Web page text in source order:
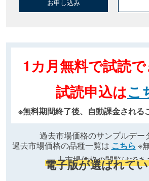
お申し込み
1カ月無料で試読で
試読申込はこ
※無料期間終了後、自動課金される
過去市場価格のサンプルデー
過去市場価格の品種一覧は こちら ※
去市場価格の閲覧はでき
電子版が選ばれて